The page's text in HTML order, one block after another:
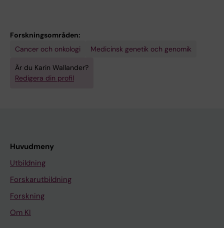
Forskningsområden:
Cancer och onkologi
Medicinsk genetik och genomik
Är du Karin Wallander?
Redigera din profil
Huvudmeny
Utbildning
Forskarutbildning
Forskning
Om KI